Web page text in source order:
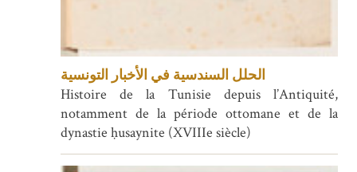
الحلل السندسية في الأخبار التونسية
Histoire de la Tunisie depuis l’Antiquité,
notamment de la période ottomane et de la
dynastie ḥusaynite (XVIIIe siècle)